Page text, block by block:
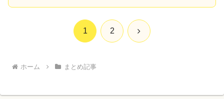
1 2 次
ホーム まとめ記事